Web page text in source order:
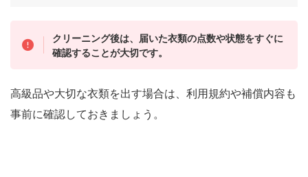
クリーニング後は、届いた衣類の点数や状態をすぐに
確認することが大切です。
高級品や大切な衣類を出す場合は、利用規約や補償内容も
事前に確認しておきましょう。